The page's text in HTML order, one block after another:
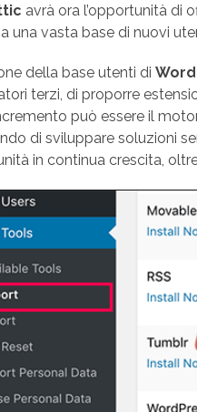
avrà ora l’opportunità di
una vasta base di nuovi
della base utenti di
terzi, di proporre
può essere il
di sviluppare soluzioni
in continua crescita,